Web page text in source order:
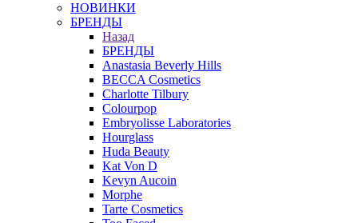
НОВИНКИ
БРЕНДЫ
Назад
БРЕНДЫ
Anastasia Beverly Hills
BECCA Cosmetics
Charlotte Tilbury
Colourpop
Embryolisse Laboratories
Hourglass
Huda Beauty
Kat Von D
Kevyn Aucoin
Morphe
Tarte Cosmetics